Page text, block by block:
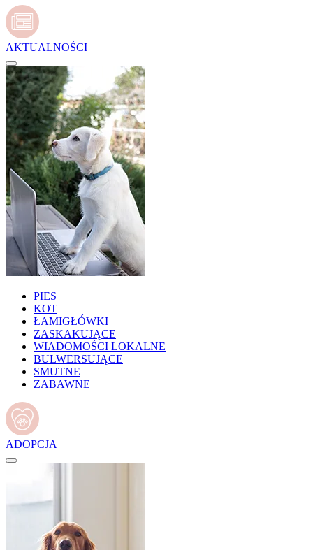
AKTUALNOŚCI
PIES
KOT
ŁAMIGŁÓWKI
ZASKAKUJĄCE
WIADOMOŚCI LOKALNE
BULWERSUJĄCE
SMUTNE
ZABAWNE
ADOPCJA